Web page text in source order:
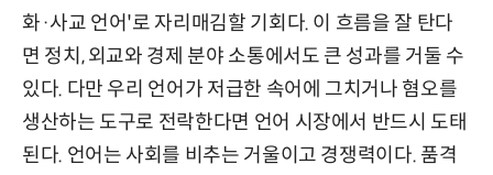
화·사교 언어'로 자리매김할 기회다. 이 흐름을 잘 탄다
면 정치, 외교와 경제 분야 소통에서도 큰 성과를 거둘 수
있다. 다만 우리 언어가 저급한 속어에 그치거나 혐오를
생산하는 도구로 전락한다면 언어 시장에서 반드시 도태
된다. 언어는 사회를 비추는 거울이고 경쟁력이다. 품격